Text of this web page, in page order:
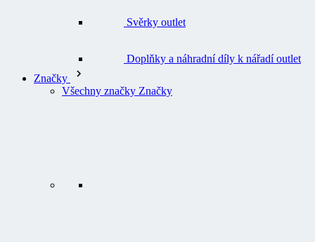
Všechny značky Značky